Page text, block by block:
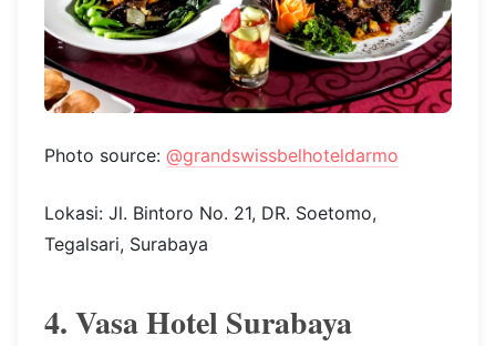
Photo source: @grandswissbelhoteldarmo
Lokasi: Jl. Bintoro No. 21, DR. Soetomo,
Tegalsari, Surabaya
4. Vasa Hotel Surabaya